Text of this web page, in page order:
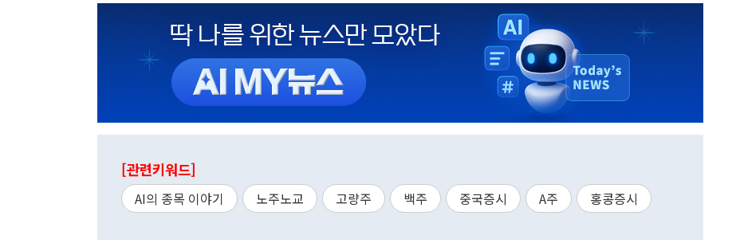
[관련키워드]
AI의 종목 이야기 노주노교 고량주 백주 중국증시 A주 홍콩증시